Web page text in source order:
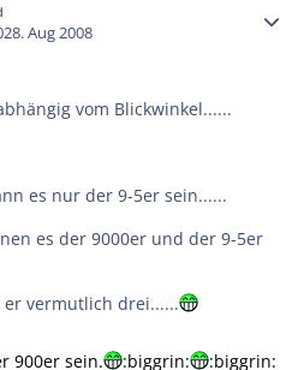
28. Aug 2008
vom Blickwinkel......
es nur der 9-5er sein......
es der 9000er und der 9-5er
vermutlich drei......
900er sein. :biggrin: :biggrin: